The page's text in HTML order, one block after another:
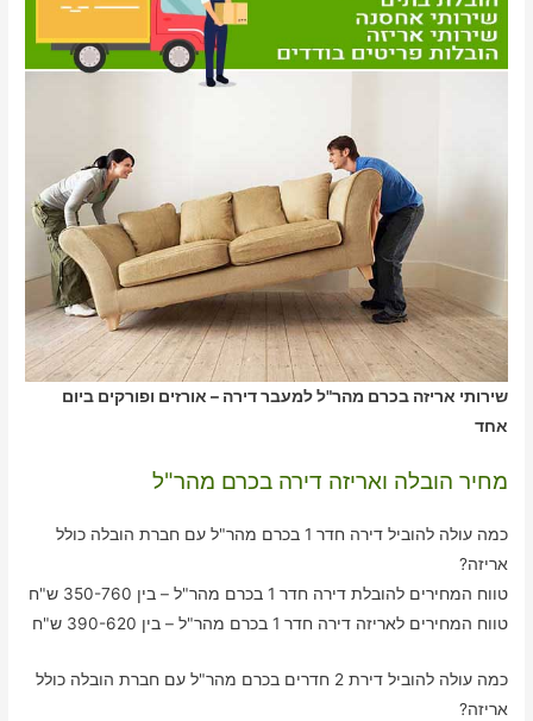
שירותי אריזה בכרם מהר"ל למעבר דירה – אורזים ופורקים ביום
אחד
מחיר הובלה ואריזה דירה בכרם מהר"ל
כמה עולה להוביל דירה חדר 1 בכרם מהר"ל עם חברת הובלה כולל
אריזה?
טווח המחירים להובלת דירה חדר 1 בכרם מהר"ל – בין 350-760 ש"ח
טווח המחירים לאריזה דירה חדר 1 בכרם מהר"ל – בין 390-620 ש"ח
כמה עולה להוביל דירת 2 חדרים בכרם מהר"ל עם חברת הובלה כולל
אריזה?